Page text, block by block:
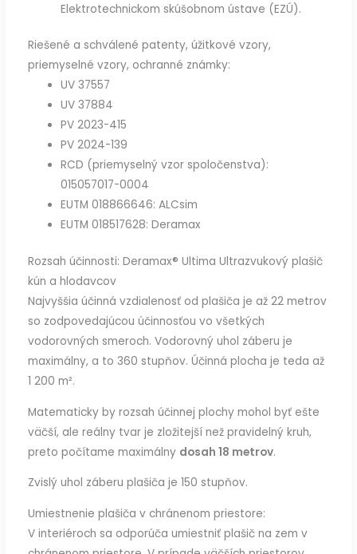
Elektrotechnickom skúšobnom ústave (EZÚ).
Riešené a schválené patenty, úžitkové vzory,
priemyselné vzory, ochranné známky:
UV 37557
UV 37884
PV 2023-415
PV 2024-139
RCD (priemyselný vzor spoločenstva):
015057017-0004
EUTM 018866646: ALCsim
EUTM 018517628: Deramax
Rozsah účinnosti: Deramax® Ultima Ultrazvukový plašič
kún a hlodavcov
Najvyššia účinná vzdialenosť od plašiča je až 22 metrov
so zodpovedajúcou účinnosťou vo všetkých
vodorovných smeroch. Vodorovný uhol záberu je
maximálny, a to 360 stupňov. Účinná plocha je teda až
1 200 m².
Matematicky by rozsah účinnej plochy mohol byť ešte
väčší, ale reálny tvar je zložitejší než pravidelný kruh,
preto počítame maximálny dosah 18 metrov.
Zvislý uhol záberu plašiča je 150 stupňov.
Umiestnenie plašiča v chránenom priestore:
V interiéroch sa odporúča umiestniť plašič na zem v